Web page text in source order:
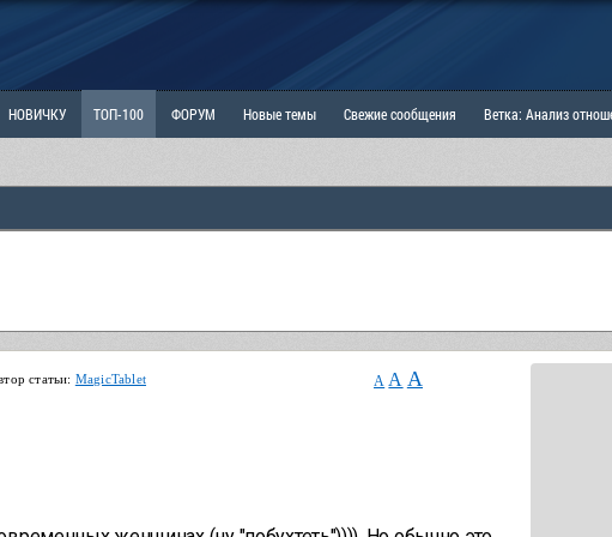
НОВИЧКУ ТОП-100 ФОРУМ Новые темы Свежие сообщения Ветка: Анализ
статьи: MagicTablet A A A